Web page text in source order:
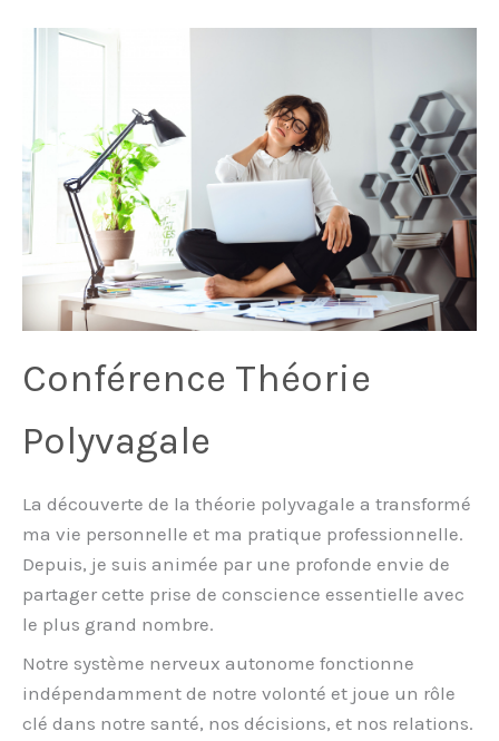
Conférence Théorie
Polyvagale
La découverte de la théorie polyvagale a transformé
ma vie personnelle et ma pratique professionnelle.
Depuis, je suis animée par une profonde envie de
partager cette prise de conscience essentielle avec
le plus grand nombre.
Notre système nerveux autonome fonctionne
indépendamment de notre volonté et joue un rôle
clé dans notre santé, nos décisions, et nos relations.